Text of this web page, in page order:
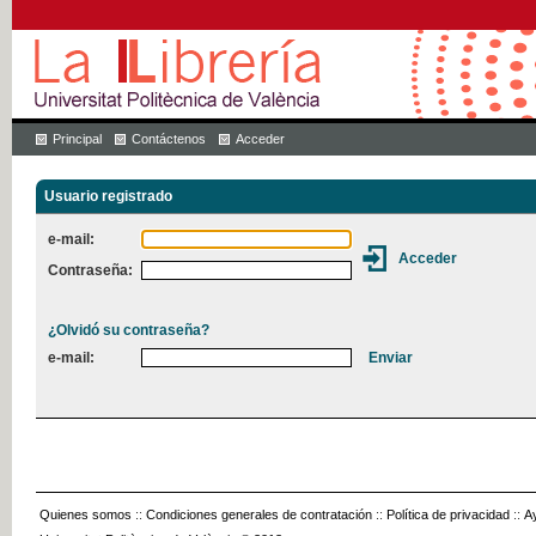
Principal Contáctenos Acceder
Usuario registrado
e-mail:
Contraseña:
¿Olvidó su contraseña?
e-mail:
Quienes somos :: Condiciones generales de contratación :: Política de privacidad ::